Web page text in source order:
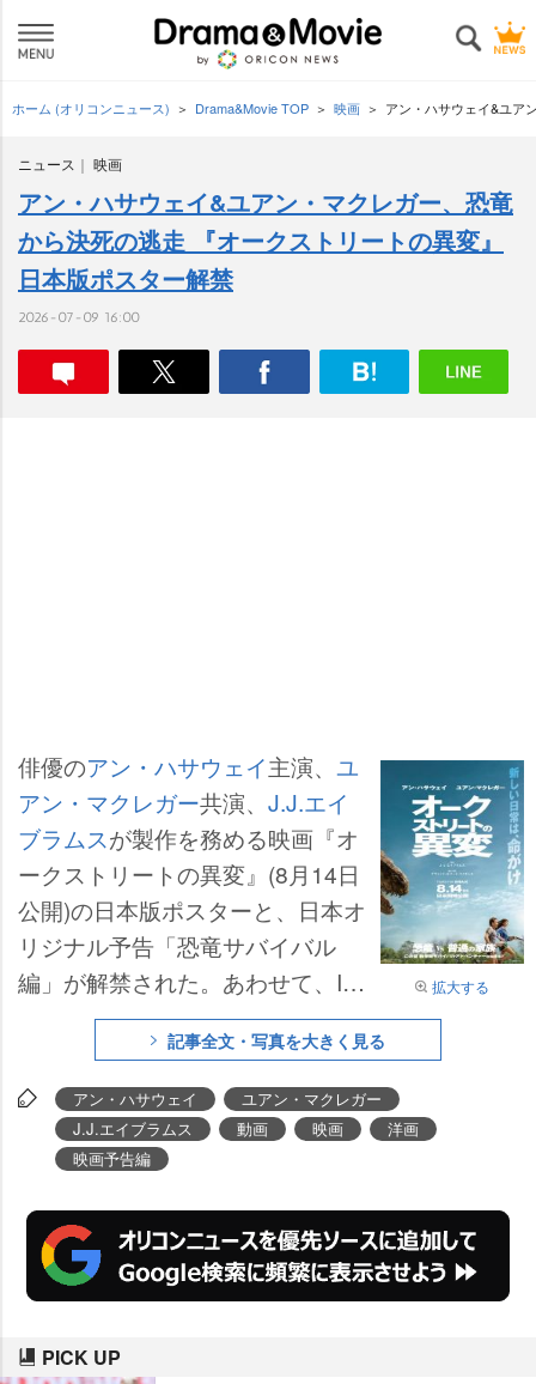
ホーム (オリコンニュース) Drama&Movie TOP 映画 アン・ハサウェイ&ユア
ニュース 映画
アン・ハサウェイ&ユアン・マクレガー、恐竜
から決死の逃走 『オークストリートの異変』
日本版ポスター解禁
2026-07-09 16:00
拡大する
俳優のアン・ハサウェイ主演、 ユ
アン・マクレガー共演、 J.J.エイ
ブラムスが製作を務める映画『オ
ークストリートの異変』(8月14日
公開)の日本版ポスターと、日本オ
リジナル予告「恐竜サバイバル
編」が解禁された。あわせて、IM
AXや4DXなどプレミアムラージフ
ォーマットでの上映も決定した。
記事全文・写真を大きく見る
アン・ハサウェイ
ユアン・マクレガー
J.J.エイブラムス
動画 映画
洋画
映画予告編
PICK UP